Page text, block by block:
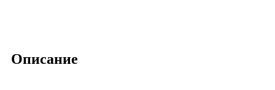
Описание